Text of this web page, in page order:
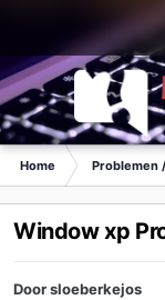
Home Problemen
Window xp
Doorsloeberkejos